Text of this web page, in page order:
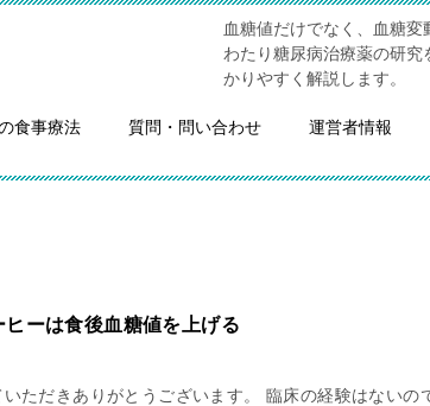
血糖値だけでなく、血糖
わたり糖尿病治療薬の研
かりやすく解説します。
食事療法 質問・問い合わせ 運営者情報
ーは食後血糖値を上げる
ただきありがとうございます。 臨床の経験はないの